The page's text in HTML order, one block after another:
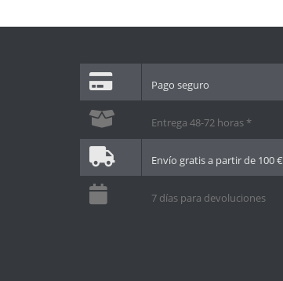
Pago seguro
Entrega 48-72 horas *
Envío gratis a partir de 100 €
7 días para devoluciones